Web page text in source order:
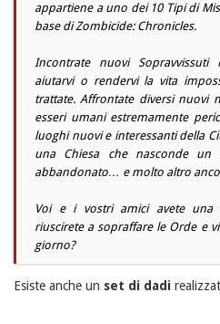
appartiene a uno dei 10 Tipi di
base di Zombicide: Chronicles.
Incontrate nuovi Sopravvissuti
aiutarvi o rendervi la vita
trattate. Affrontate diversi nuovi
esseri umani estremamente
luoghi nuovi e interessanti della
una Chiesa che nasconde un
abbandonato… e molto altro
Voi e i vostri amici avete una
riuscirete a sopraffare le Orde e
giorno?
Esiste anche un set di dadi